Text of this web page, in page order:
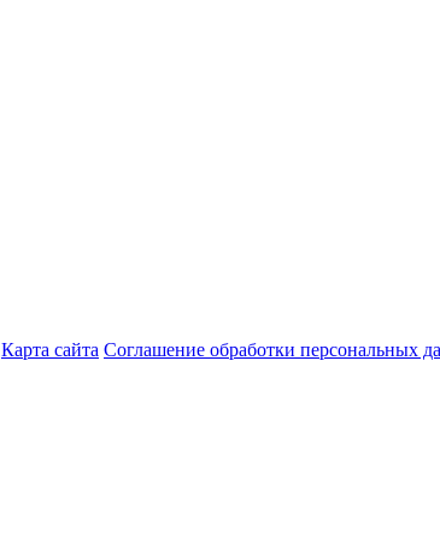
Карта сайта Соглашение обработки персональных